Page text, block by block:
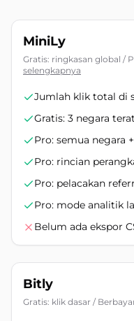
MiniLy
Gratis: ringkasan global /
selengkapnya
Jumlah klik total di
Gratis: 3 negara
Pro: semua negara
Pro: rincian
Pro: pelacakan
Pro: mode analitik
Belum ada ekspor
Bitly
Gratis: klik dasar /